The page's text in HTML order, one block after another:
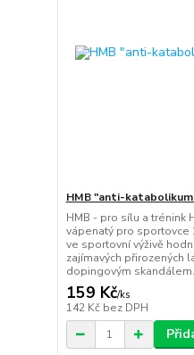
HMB "anti-
HMB - pro sílu a trénink
vápenatý pro sportovce
ve sportovní výživě
zajímavých přirozených
dopingovým
159 Kč/ks
142 Kč bez DPH